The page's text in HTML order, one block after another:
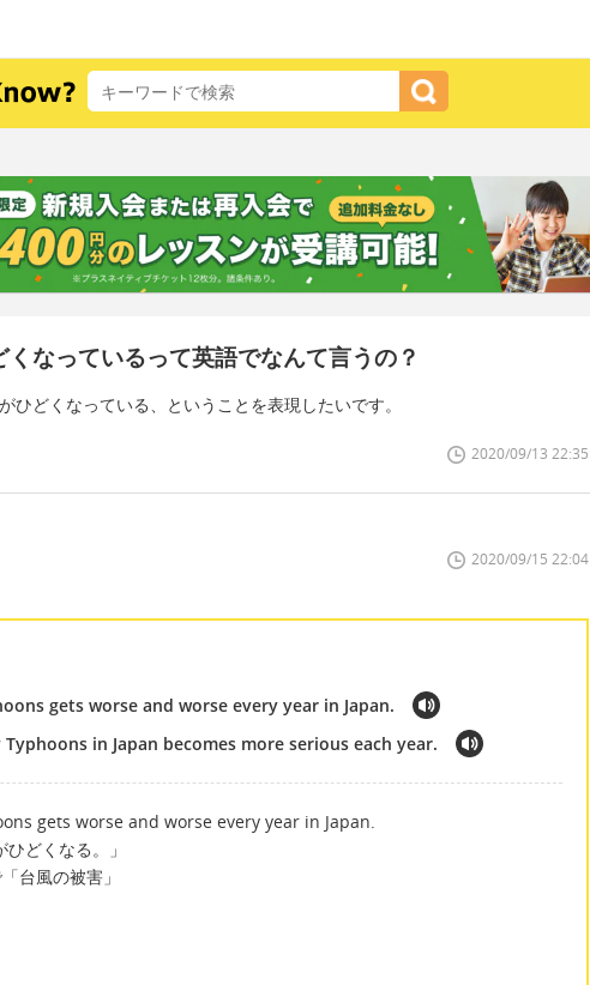
なっているって英語でなんて言うの？
ひどくなっている、ということを表現したいです。
2020/09/13 22:35
2020/09/15 22:04
gets worse and worse every year in Japan.
in Japan becomes more serious each year.
gets worse and worse every year in Japan.
どくなる。」
台風の被害」